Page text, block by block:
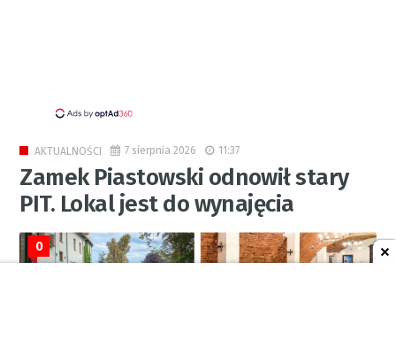
AKTUALNOŚCI 7 sierpnia 2026 11:37
Zamek Piastowski odnowił stary
PIT. Lokal jest do wynajęcia
0